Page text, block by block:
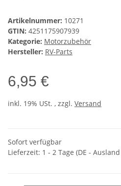
Artikelnummer: 10271
GTIN: 4251175907939
Kategorie: Motorzubehör
Hersteller: RV-Parts
6,95 €
inkl. 19% USt. , zzgl. Versand
Sofort verfügbar
Lieferzeit: 1 - 2 Tage (DE -